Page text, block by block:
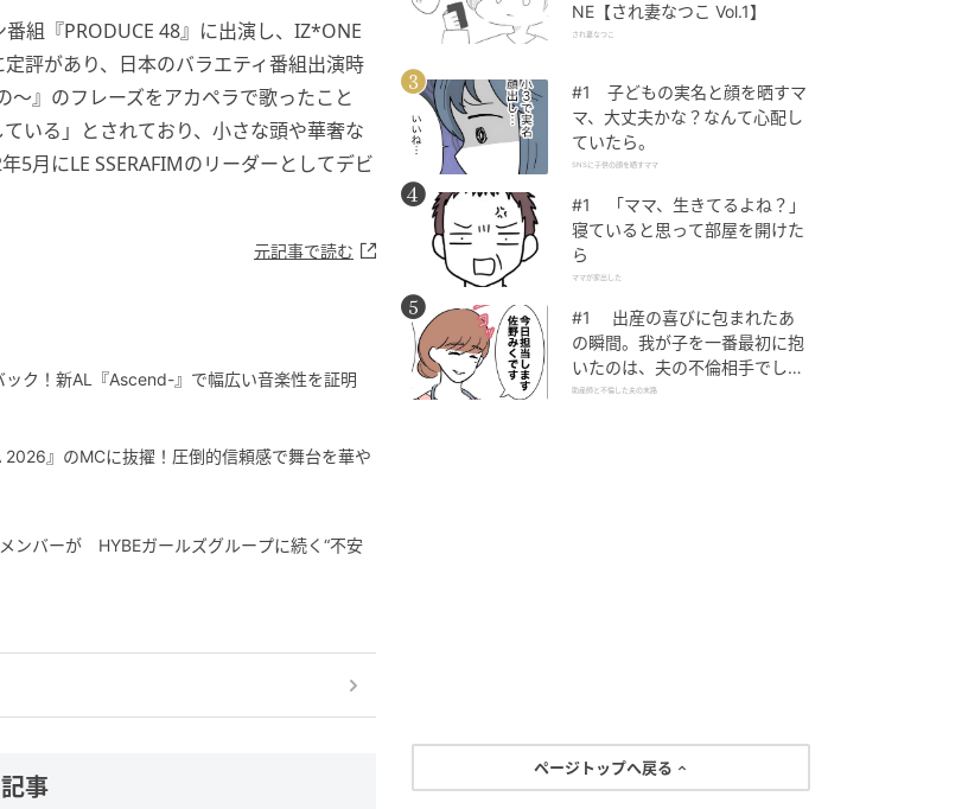
組『PRODUCE 48』に出演し、IZ*ONE
評があり、日本のバラエティ番組出演時
』のフレーズをアカペラで歌ったこと
いる」とされており、小さな頭や華奢な
5月にLE SSERAFIMのリーダーとしてデビ
元記事で読む
ック！新AL『Ascend-』で幅広い音楽性を証明
2026』のMCに抜擢！圧倒的信頼感で舞台を華や
ンバーが HYBEガールズグループに続く“不安
事
NE【され妻なつこ Vol.1】
され妻なつこ
#1 子どもの実名と顔を晒すマ
マ、大丈夫かな？なんて心配し
ていたら。
SNSに子供の顔を晒すママ
#1 「ママ、生きてるよね？」
寝ていると思って部屋を開けた
ら
ママが家出した
#1 出産の喜びに包まれたあ
の瞬間。我が子を一番最初に抱
いたのは、夫の不倫相手でし
た。
助産師と不倫した夫の末路
ページトップへ戻る